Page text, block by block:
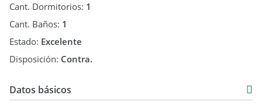
Cant. Dormitorios: 1
Cant. Baños: 1
Estado: Excelente
Disposición: Contra.
Datos básicos